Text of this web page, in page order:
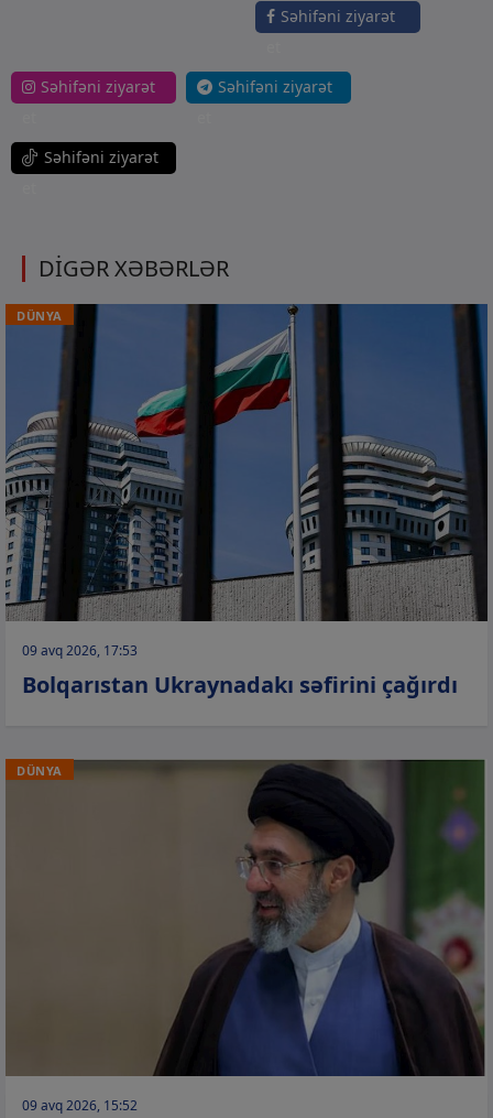
Səhifəni ziyarət
Səhifəni ziyarət
Səhifəni ziyarət
Səhifəni ziyarət
DİGƏR XƏBƏRLƏR
DÜNYA
09 avq 2026, 17:53
Bolqarıstan Ukraynadakı səfirini çağırdı
DÜNYA
09 avq 2026, 15:52